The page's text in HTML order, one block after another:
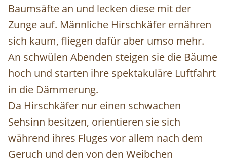
Baumsäfte an und lecken diese mit der
Zunge auf. Männliche Hirschkäfer ernähren
sich kaum, fliegen dafür aber umso mehr.
An schwülen Abenden steigen sie die Bäume
hoch und starten ihre spektakuläre Luftfahrt
in die Dämmerung.
Da Hirschkäfer nur einen schwachen
Sehsinn besitzen, orientieren sie sich
während ihres Fluges vor allem nach dem
Geruch und den von den Weibchen